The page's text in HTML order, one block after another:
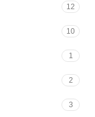
12
10
1
2
3